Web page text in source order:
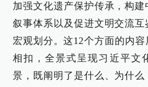
加强文化遗产保护传承，构建
叙事体系以及促进文明交流互
宏观划分。这12个方面的内
相扣，全景式呈现习近平文
景，既阐明了是什么、为什